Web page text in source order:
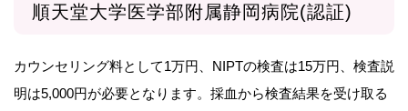
順天堂大学医学部附属静岡病院(認証)
カウンセリング料として1万円、NIPTの検査は15万円、検査説
明は5,000円が必要となります。採血から検査結果を受け取る